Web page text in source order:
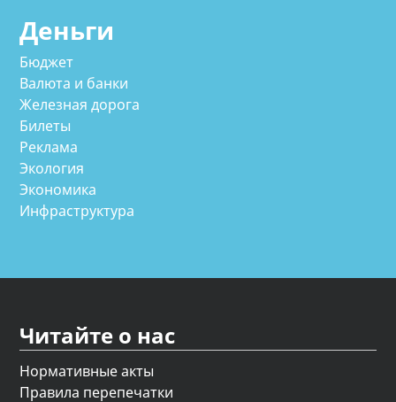
Деньги
Бюджет
Валюта и банки
Железная дорога
Билеты
Реклама
Экология
Экономика
Инфраструктура
Читайте о нас
Нормативные акты
Правила перепечатки